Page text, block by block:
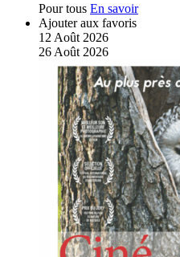
Pour tous En savoir
Ajouter aux favoris
12 Août 2026
26 Août 2026